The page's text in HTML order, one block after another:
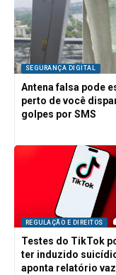
SEGURANÇA DIGITAL
Antena falsa pode
perto de você
golpes por SMS
REGULAÇÃO E DIREITOS
Testes do TikTok
ter induzido
aponta relatório